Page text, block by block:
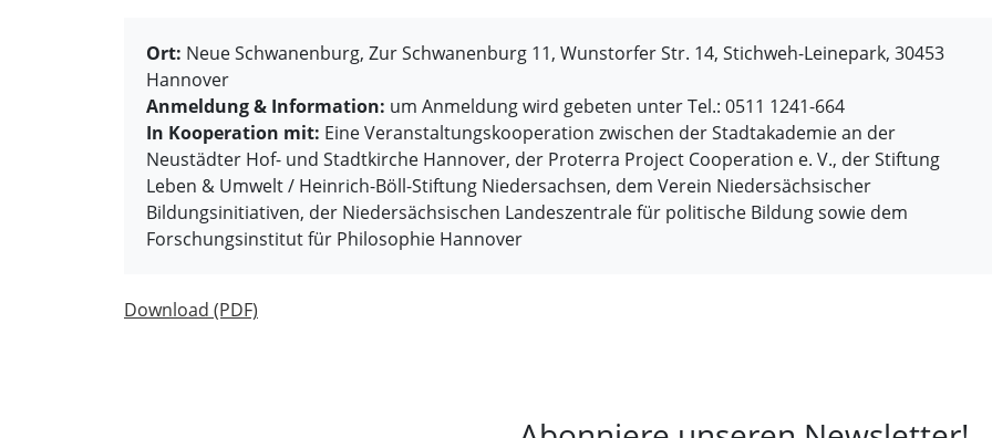
Ort: Neue Schwanenburg, Zur Schwanenburg 11, Wunstorfer Str. 14, Stichweh-Leinepark, 30453
Hannover
Anmeldung & Information: um Anmeldung wird gebeten unter Tel.: 0511 1241-664
In Kooperation mit: Eine Veranstaltungskooperation zwischen der Stadtakademie an der
Neustädter Hof- und Stadtkirche Hannover, der Proterra Project Cooperation e. V., der Stiftung
Leben & Umwelt / Heinrich-Böll-Stiftung Niedersachsen, dem Verein Niedersächsischer
Bildungsinitiativen, der Niedersächsischen Landeszentrale für politische Bildung sowie dem
Forschungsinstitut für Philosophie Hannover
Download (PDF)